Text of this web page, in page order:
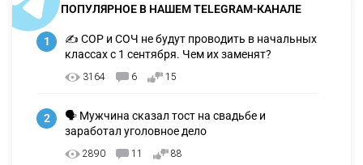
ПОПУЛЯРНОЕ В НАШЕМ TELEGRAM-КАНАЛЕ
1
✍️ СОР и СОЧ не будут проводить в начальных
классах с 1 сентября. Чем их заменят?
3164 6 15
2
🗣 Мужчина сказал тост на свадьбе и
заработал уголовное дело
2890 11 88